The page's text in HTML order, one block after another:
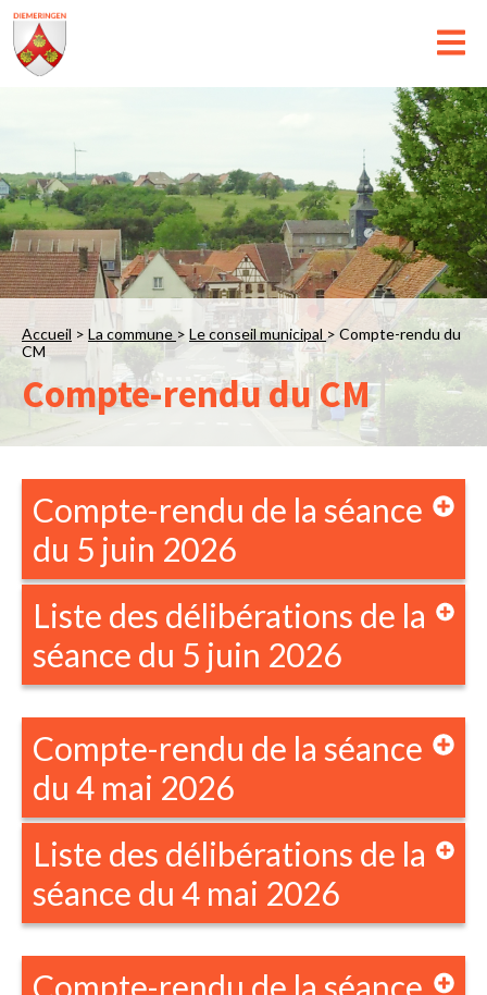
Accueil > La commune > Le conseil municipal > Compte-rendu du
CM
Compte-rendu du CM
Compte-rendu de la séance
du 5 juin 2026
Liste des délibérations de la
séance du 5 juin 2026
Compte-rendu de la séance
du 4 mai 2026
Liste des délibérations de la
séance du 4 mai 2026
Compte-rendu de la séance